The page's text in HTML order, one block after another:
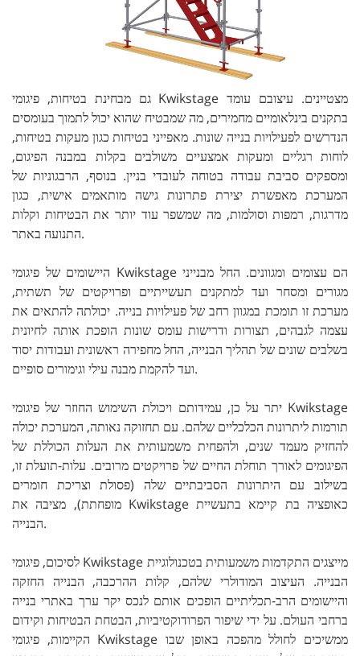
גם מבחינת בטיחות, פיגומי Kwikstage מצטיינים. עיצובם עומד
בתקנים בינלאומיים מחמירים, מה שמבטיח שהוא יכול לתמוך בעומסים
הנדרשים לפעילויות בנייה שונות. מאפייני בטיחות כגון מעקות בטיחות,
לוחות רגליים ומעקות אמצעיים משולבים בקלות במבנה הפיגום,
ומספקים סביבת עבודה בטוחה לעובדי בניין. בנוסף, הרבגוניות של
המערכת מאפשרת יצירת פתרונות גישה מותאמים אישית, כגון
מדרגות, רמפות וסולמות, מה שמשפר עוד יותר את הבטיחות וקלות
התנועה באתר.
היישומים של פיגומי Kwikstage הם עצומים ומגוונים. החל מבנייני
מגורים ומסחר ועד למתקנים תעשייתיים ופרויקטים של תשתית,
מערכת זו תומכת במגוון רחב של פעילויות בנייה. יכולתה להתאים את
עצמה לגבהים, תצורות ודרישות עומס שונות הופכת אותה לחיונית
בשלבים שונים של תהליך הבנייה, החל מחפירה ראשונית ועבודות יסוד
ועד להקמת מבנה עילי וגימורים סופיים.
יתר על כן, עמידותם ויכולת השימוש החוזר של פיגומי Kwikstage
תורמות ליתרונות הכלכליים שלהם. עם תחזוקה נאותה, המערכת יכולה
להחזיק מעמד שנים, ולהפחית משמעותית את העלות הכוללת של
הפיגומים לאורך תוחלת החיים של פרויקטים מרובים. עלות-תועלת זו,
בשילוב עם היתרונות הסביבתיים שלה (פסולת וצריכת חומרים
מופחתת), מציבה את Kwikstage כאופציה בת קיימא בתעשיית
הבנייה.
לסיכום, פיגומי Kwikstage מייצגים התקדמות משמעותית בטכנולוגיית
הבנייה. העיצוב המודולרי שלהם, קלות ההרכבה, הבנייה החזקה
והיישומים הרב-תכליתיים הופכים אותם לנכס יקר ערך באתרי בנייה
ברחבי העולם. על ידי שיפור הפרודוקטיביות, הבטחת הבטיחות וקידום
הקיימות, פיגומי Kwikstage ממשיכים לחולל מהפכה באופן שבו